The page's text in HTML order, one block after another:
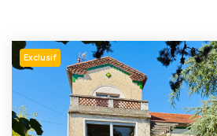
Exclusif